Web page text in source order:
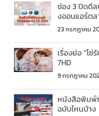
ช่อง 3 ปิดดีล
งออนแอร์ตล
23 กรกฎาคม
เรื่องย่อ “โ
7HD
9 กรกฎาคม
หนังสือพิมพ์
ฉบับไหนบ้าง